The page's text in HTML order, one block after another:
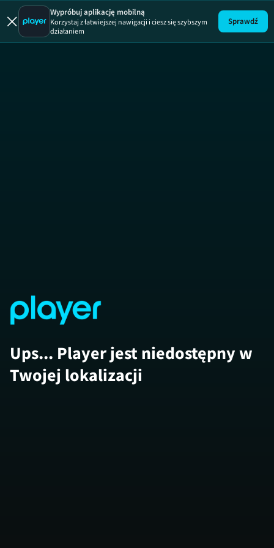
Uwaga!
Wypróbuj aplikację mobilną
Korzystaj z łatwiejszej nawigacji i ciesz się szybszym
działaniem
Sprawdź
Ups... Player jest niedostępny w
Twojej lokalizacji